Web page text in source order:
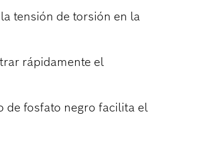
tensión de torsión en la
rápidamente el
de fosfato negro facilita el